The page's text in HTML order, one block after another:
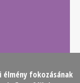
Társaság
fokozásának